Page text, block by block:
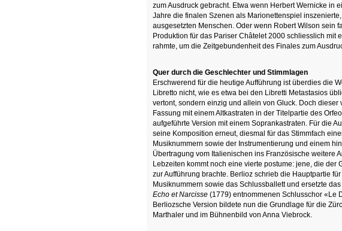
zum Ausdruck gebracht. Etwa wenn Herbert Wernicke in
Jahre die finalen Szenen als Marionettenspiel
ausgesetzten Menschen. Oder wenn Robert Wilson sein
Produktion für das Pariser Châtelet 2000 schliesslich mit
rahmte, um die Zeitgebundenheit des Finales zum
Quer durch die Geschlechter und Stimmlagen
Erschwerend für die heutige Aufführung ist überdies die
Libretto nicht, wie es etwa bei den Libretti Metastasios
vertont, sondern einzig und allein von Gluck. Doch dieser
Fassung mit einem Altkastraten in der Titelpartie des
aufgeführte Version mit einem Soprankastraten. Für die
seine Komposition erneut, diesmal für das Stimmfach
Musiknummern sowie der Instrumentierung und einem
Übertragung vom Italienischen ins Französische weitere
Lebzeiten kommt noch eine vierte postume: jene, die der
zur Aufführung brachte. Berlioz schrieb die Hauptpartie
Musiknummern sowie das Schlussballett und ersetzte
Echo et Narcisse (1779) entnommenen Schlusschor «Le
Berliozsche Version bildete nun die Grundlage für die
Marthaler und im Bühnenbild von Anna Viebrock.